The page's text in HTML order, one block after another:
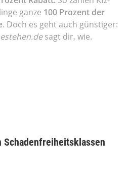
ganze 100 Prozent der
. Doch es geht auch günstiger:
sagt dir, wie.
Schadenfreiheitsklassen